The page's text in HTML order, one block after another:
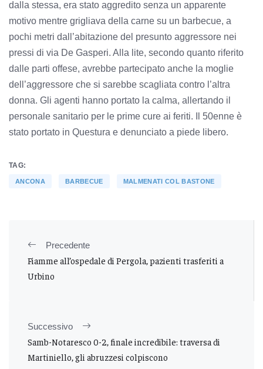
dalla stessa, era stato aggredito senza un apparente
motivo mentre grigliava della carne su un barbecue, a
pochi metri dall’abitazione del presunto aggressore nei
pressi di via De Gasperi. Alla lite, secondo quanto riferito
dalle parti offese, avrebbe partecipato anche la moglie
dell’aggressore che si sarebbe scagliata contro l’altra
donna. Gli agenti hanno portato la calma, allertando il
personale sanitario per le prime cure ai feriti. Il 50enne è
stato portato in Questura e denunciato a piede libero.
TAG:
ANCONA BARBECUE MALMENATI COL BASTONE
Precedente
Fiamme all’ospedale di Pergola, pazienti trasferiti a
Urbino
Successivo
Samb-Notaresco 0-2, finale incredibile: traversa di
Martiniello, gli abruzzesi colpiscono